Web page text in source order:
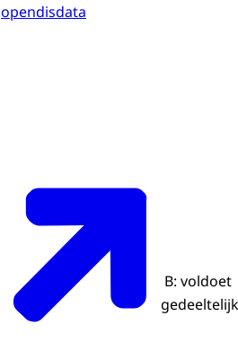
opendisdata
B: voldoet
gedeeltelijk